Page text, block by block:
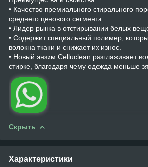
• Качество премиального стирального
среднего ценового сегмента
• Лидер рынка в отстирывании белых
• Содержит специальный полимер,
волокна ткани и снижает их износ.
• Новый энзим Celluclean разглаживает
стирке, благодаря чему одежда меньше
Скрыть
Характеристики